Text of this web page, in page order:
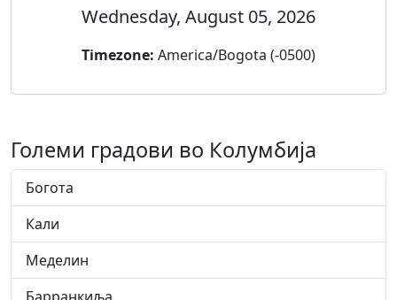
Wednesday, August 05, 2026
Timezone: America/Bogota (-0500)
Големи градови во Колумбија
Богота
Кали
Меделин